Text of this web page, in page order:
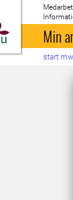
Till startsida
Min
start mw